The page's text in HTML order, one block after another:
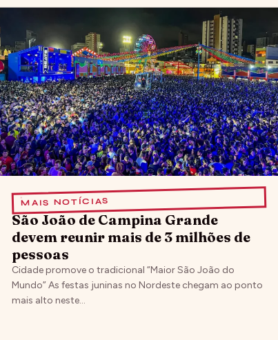
MAIS NOTÍCIAS
São João de Campina Grande
devem reunir mais de 3 milhões de
pessoas
Cidade promove o tradicional “Maior São João do
Mundo” As festas juninas no Nordeste chegam ao ponto
mais alto neste…